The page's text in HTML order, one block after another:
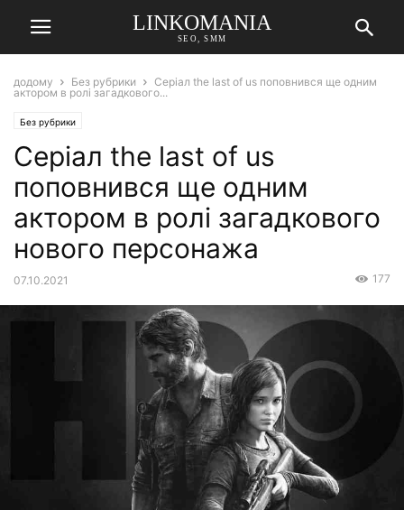
LINKOMANIA
SEO, SMM
додому Без рубрики
Серіал the last of us поповнився ще одним
актором в ролі загадкового...
Без рубрики
Серіал the last of us
поповнився ще одним
актором в ролі загадкового
нового персонажа
07.10.2021 177